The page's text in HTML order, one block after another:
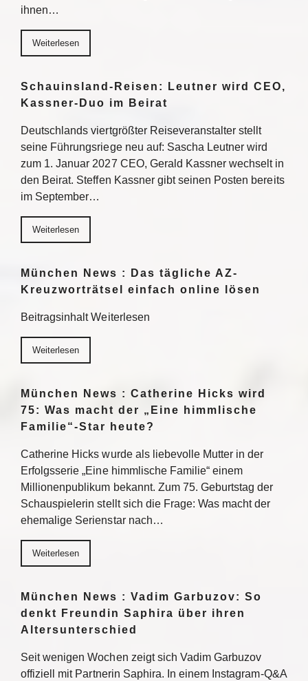
ihnen…
Weiterlesen
Schauinsland-Reisen: Leutner wird CEO,
Kassner-Duo im Beirat
Deutschlands viertgrößter Reiseveranstalter stellt
seine Führungsriege neu auf: Sascha Leutner wird
zum 1. Januar 2027 CEO, Gerald Kassner wechselt in
den Beirat. Steffen Kassner gibt seinen Posten bereits
im September…
Weiterlesen
München News : Das tägliche AZ-
Kreuzworträtsel einfach online lösen
Beitragsinhalt Weiterlesen
Weiterlesen
München News : Catherine Hicks wird
75: Was macht der „Eine himmlische
Familie“-Star heute?
Catherine Hicks wurde als liebevolle Mutter in der
Erfolgsserie „Eine himmlische Familie“ einem
Millionenpublikum bekannt. Zum 75. Geburtstag der
Schauspielerin stellt sich die Frage: Was macht der
ehemalige Serienstar nach…
Weiterlesen
München News : Vadim Garbuzov: So
denkt Freundin Saphira über ihren
Altersunterschied
Seit wenigen Wochen zeigt sich Vadim Garbuzov
offiziell mit Partnerin Saphira. In einem Instagram-Q&A